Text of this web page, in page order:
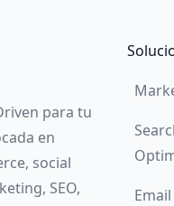
para tu
en
social
SEO,